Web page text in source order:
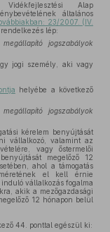
Alap
általános
23/2007. (IV.
lép:
jogszabályok
jogi személy, aki vagy
helyébe a következő
jogszabályok
kérelem benyújtását
vállalkozó, valamint az
vagy őstermelői
megelőző 12
ahol a támogatás
méretének el kell érnie
vállalkozás fogalma
akik a mezőgazdasági
12 hónapon belül
44. ponttal egészül ki: